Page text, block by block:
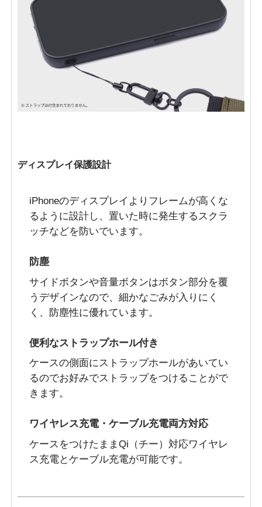
ディスプレイ保護設計
iPhoneのディスプレイよりフレームが高くな
るように設計し、置いた時に発生するスクラ
ッチなどを防いでいます。
防塵
サイドボタンや音量ボタンはボタン部分を覆
うデザインなので、細かなごみが入りにく
く、防塵性に優れています。
便利なストラップホール付き
ケースの側面にストラップホールがあいてい
るのでお好みでストラップをつけることがで
きます。
ワイヤレス充電・ケーブル充電両方対応
ケースをつけたままQi（チー）対応ワイヤレ
ス充電とケーブル充電が可能です。